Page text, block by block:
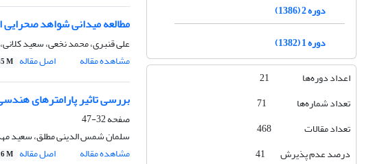
دوره 2 (1386)
دوره 1 (1382)
اعداد دوره‌ها 21
تعداد شماره‌ها 71
تعداد مقالات 468
درصد عدم پذیرش 41
مطالعه میدانی شواهد
علی قنبری، محمد نخعی، سعید
مشاهده مقاله
اصل مقاله M
بررسی تاثیر پارامترهای
صفحه32-47
سلمان شمس الدینی مطلق، سعید
مشاهده مقاله
اصل مقاله M